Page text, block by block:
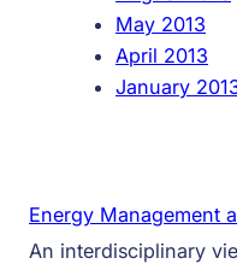
May 2013
April 2013
January
Energy Management
An interdisciplinary